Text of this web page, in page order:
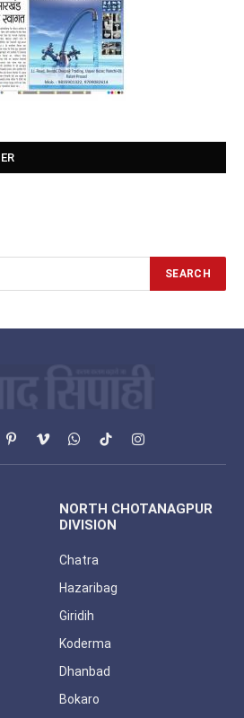
PinterestVimeoWhatsApp
TikTokInstagram
NORTH CHOTANAGPUR
DIVISION
Chatra
Hazaribag
Giridih
Koderma
Dhanbad
Bokaro